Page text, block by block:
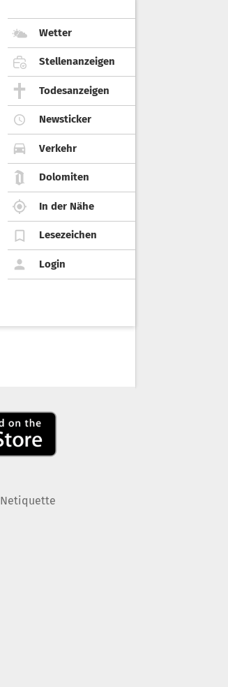
Wetter
Stellenanzeigen
Todesanzeigen
Newsticker
Verkehr
Dolomiten
In der Nähe
Lesezeichen
Login
Netiquette